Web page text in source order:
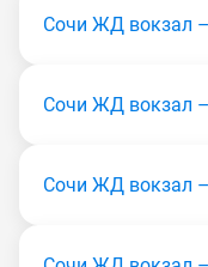
Сочи ЖД вокзал
Сочи ЖД вокзал
Сочи ЖД вокзал –